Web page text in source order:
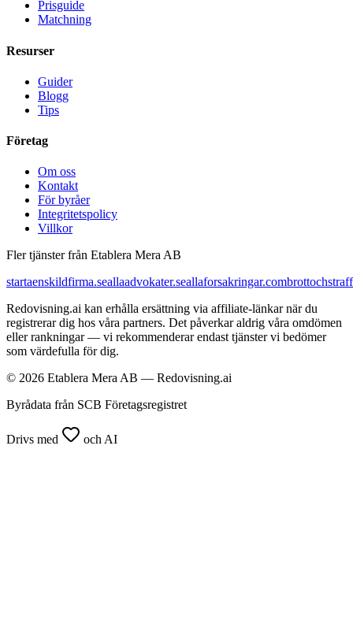
Prisguide
Matchning
Resurser
Guider
Blogg
Tips
Företag
Om oss
Kontakt
För byråer
Integritetspolicy
Villkor
Fler tjänster från Etablera Mera AB
startaenskildfirma.seallaadvokater.seallaforsakringar.com
Redovisning.ai kan erhålla ersättning via affiliate-länkar när du
registrerar dig hos våra partners. Det påverkar aldrig våra omdömen
eller rankningar — vi rekommenderar endast tjänster vi bedömer
som värdefulla för dig.
© 2026 Etablera Mera AB — Redovisning.ai
Byrådata från SCB Företagsregistret
Drivs med och AI